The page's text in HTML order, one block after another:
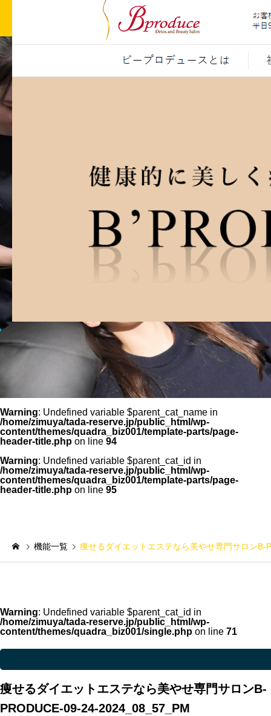
Warning: Undefined variable $parent_cat_name in
/home/zimuya/tada-reserve.jp/public_html/wp-
content/themes/quadra_biz001/template-parts/page-
header-title.php on line 94
Warning: Undefined variable $parent_cat_id in
/home/zimuya/tada-reserve.jp/public_html/wp-
content/themes/quadra_biz001/template-parts/page-
header-title.php on line 95
機能一覧 痩せるダイエットエステなら美やせ専門サロン
Warning: Undefined variable $parent_cat_id in
/home/zimuya/tada-reserve.jp/public_html/wp-
content/themes/quadra_biz001/single.php on line 71
: Undefined variable $parent_cat_name in /home/zimuya/tada-
痩せるダイエットエステなら美やせ専門サロンB-
PRODUCE-09-24-2024_08_57_PM